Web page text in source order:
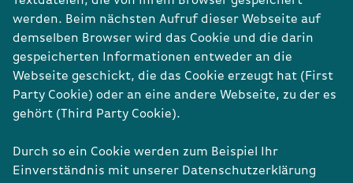
werden. Beim nächsten Aufruf dieser Webseite auf
demselben Browser wird das Cookie und die darin
gespeicherten Informationen entweder an die
Webseite geschickt, die das Cookie erzeugt hat (First
Party Cookie) oder an eine andere Webseite, zu der es
gehört (Third Party Cookie).
Durch so ein Cookie werden zum Beispiel Ihr
Einverständnis mit unserer Datenschutzerklärung